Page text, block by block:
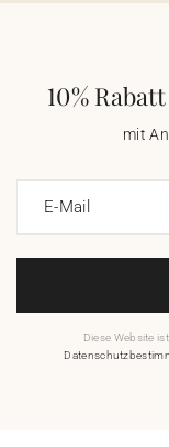
10%
mit
E-Mail
Diese Website